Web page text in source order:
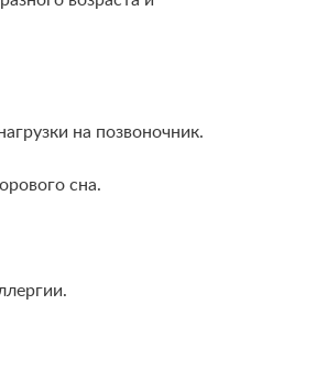
на позвоночник.
сна.